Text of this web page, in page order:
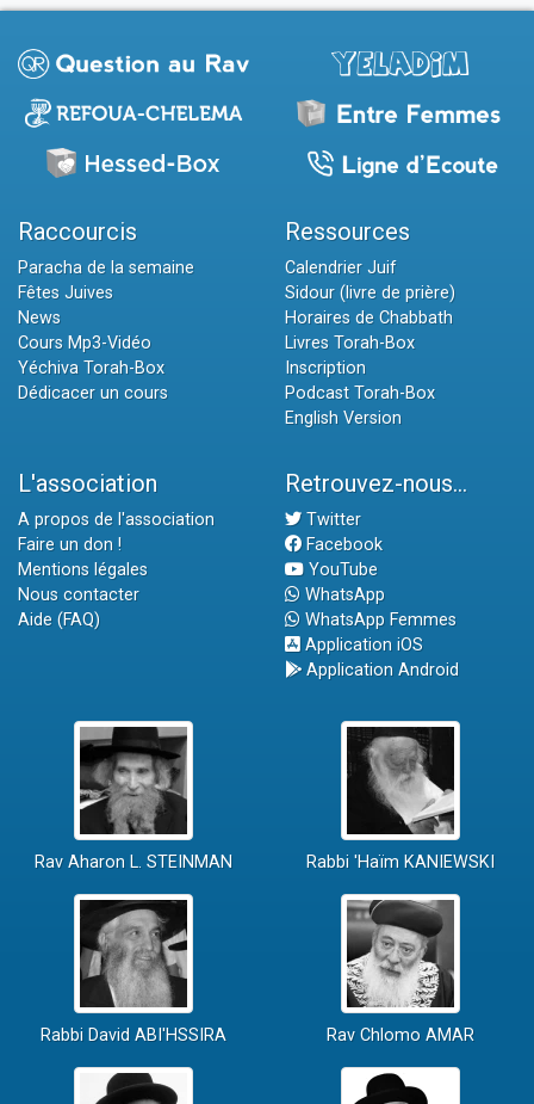
Raccourcis
Paracha de la semaine
Fêtes Juives
News
Cours Mp3-Vidéo
Yéchiva Torah-Box
Dédicacer un cours
Ressources
Calendrier Juif
Sidour (livre de prière)
Horaires de Chabbath
Livres Torah-Box
Inscription
Podcast Torah-Box
English Version
L'association
A propos de l'association
Faire un don !
Mentions légales
Nous contacter
Aide (FAQ)
Retrouvez-nous...
Twitter
Facebook
YouTube
WhatsApp
WhatsApp Femmes
Application iOS
Application Android
Rav Aharon L. STEINMAN Rabbi 'Haïm KANIEWSKI
Rabbi David ABI'HSSIRA Rav Chlomo AMAR